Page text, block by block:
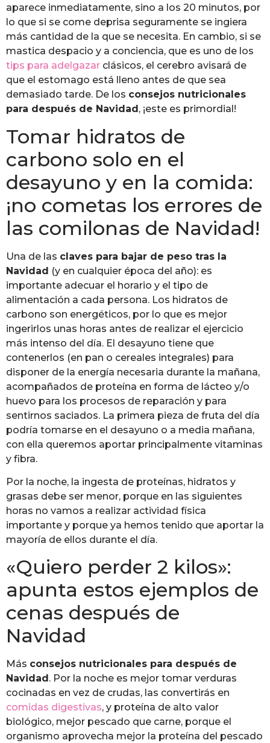
aparece inmediatamente, sino a los 20 minutos, por
lo que si se come deprisa seguramente se ingiera
más cantidad de la que se necesita. En cambio, si se
mastica despacio y a conciencia, que es uno de los
tips para adelgazar clásicos, el cerebro avisará de
que el estomago está lleno antes de que sea
demasiado tarde. De los consejos nutricionales
para después de Navidad , ¡este es primordial!
Tomar hidratos de
carbono solo en el
desayuno y en la comida:
¡no cometas los errores de
las comilonas de Navidad!
Una de las claves para bajar de peso tras la
Navidad (y en cualquier época del año): es
importante adecuar el horario y el tipo de
alimentación a cada persona. Los hidratos de
carbono son energéticos, por lo que es mejor
ingerirlos unas horas antes de realizar el ejercicio
más intenso del día. El desayuno tiene que
contenerlos (en pan o cereales integrales) para
disponer de la energía necesaria durante la mañana,
acompañados de proteína en forma de lácteo y/o
huevo para los procesos de reparación y para
sentirnos saciados. La primera pieza de fruta del día
podría tomarse en el desayuno o a media mañana,
con ella queremos aportar principalmente vitaminas
y fibra.
Por la noche, la ingesta de proteínas, hidratos y
grasas debe ser menor, porque en las siguientes
horas no vamos a realizar actividad física
importante y porque ya hemos tenido que aportar la
mayoría de ellos durante el día.
«Quiero perder 2 kilos»:
apunta estos ejemplos de
cenas después de
Navidad
Más consejos nutricionales para después de
Navidad . Por la noche es mejor tomar verduras
cocinadas en vez de crudas, las convertirás en
comidas digestivas, y proteína de alto valor
biológico, mejor pescado que carne, porque el
organismo aprovecha mejor la proteína del pescado